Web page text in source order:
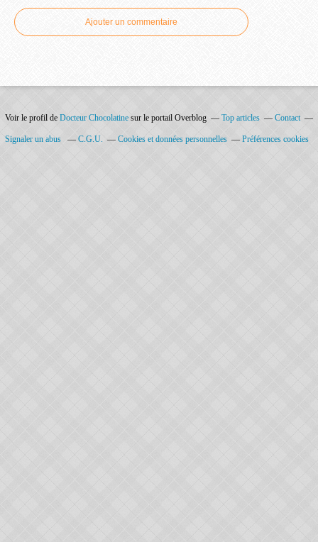
Ajouter un commentaire
Voir le profil de Docteur Chocolatine sur le portail Overblog Top articles Contact
Signaler un abus C.G.U. Cookies et données personnelles Préférences cookies